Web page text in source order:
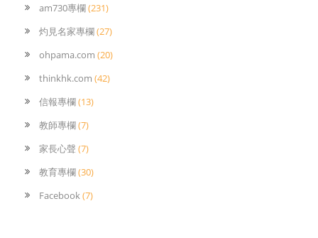
am730專欄(231)
灼見名家專欄(27)
ohpama.com (20)
thinkhk.com (42)
信報專欄(13)
教師專欄(7)
家長心聲 (7)
教育專欄(30)
Facebook(7)